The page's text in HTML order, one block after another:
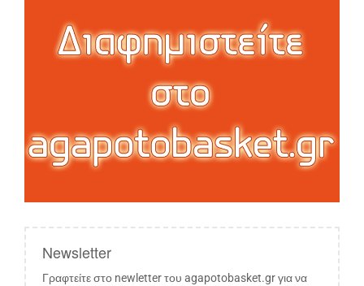
Newsletter
Γραφτείτε στο newletter του agapotobasket.gr για να